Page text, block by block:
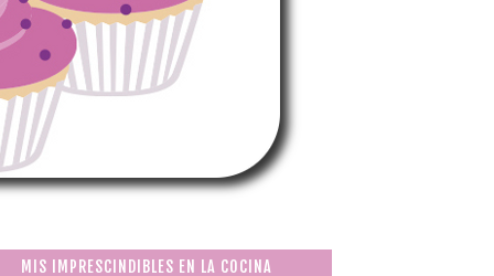
MIS IMPRESCINDIBLES EN LA COCINA